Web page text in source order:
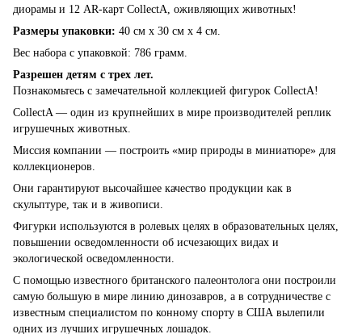
диорамы и 12 AR-карт CollectA, оживляющих животных!
Размеры упаковки: 40 см х 30 см х 4 см.
Вес набора с упаковкой: 786 грамм.
Разрешен детям с трех лет.
Познакомьтесь с замечательной коллекцией фигурок CollectA!
CollectA — один из крупнейших в мире производителей реплик
игрушечных животных.
Миссия компании — построить «мир природы в миниатюре» для
коллекционеров.
Они гарантируют высочайшее качество продукции как в
скульптуре, так и в живописи.
Фигурки используются в ролевых целях в образовательных целях,
повышении осведомленности об исчезающих видах и
экологической осведомленности.
С помощью известного британского палеонтолога они построили
самую большую в мире линию динозавров, а в сотрудничестве с
известным специалистом по конному спорту в США вылепили
одних из лучших игрушечных лошадок.